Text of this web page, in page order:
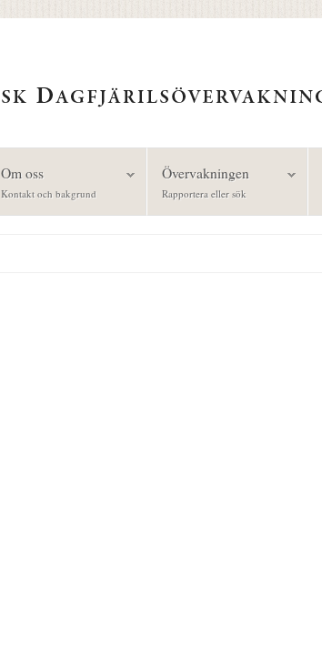
Om oss
Kontakt och bakgrund
Övervakningen
Rapportera eller sök